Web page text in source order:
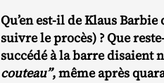
Qu’en est-il de Klaus
suivre le procès) ? Que
succédé à la barre disaient
couteau”, même après